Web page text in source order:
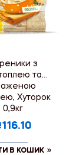
з
та
Хуторок
0,9кг
В КОШИК